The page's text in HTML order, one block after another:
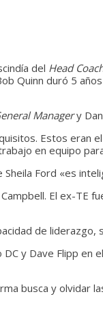
del Head
Quinn duró 5
Managery
Estos
en equipo
Ford «es
El ex-TE
de liderazgo,
y Dave Flipp
busca y olvidar